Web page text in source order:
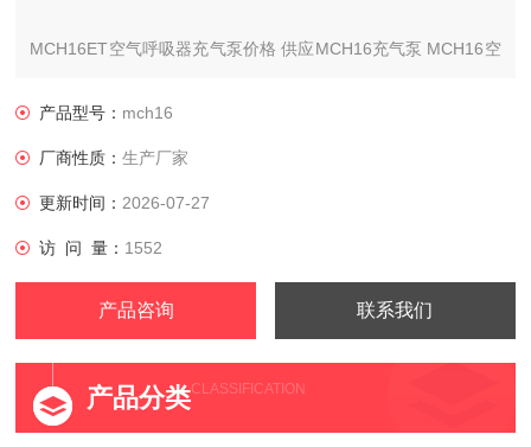
MCH16ET空气呼吸器充气泵价格 供应MCH16充气泵 MCH16空
产品型号： mch16
厂商性质：生产厂家
更新时间： 2026-07-27
访 问 量： 1552
产品咨询 联系我们
产品分类CLASSIFICATION